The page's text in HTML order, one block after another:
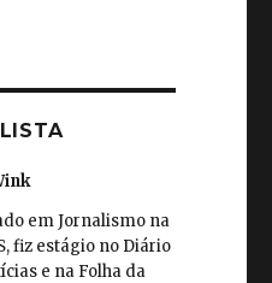
em Jornalismo na
fiz estágio no Diário
e na Folha da